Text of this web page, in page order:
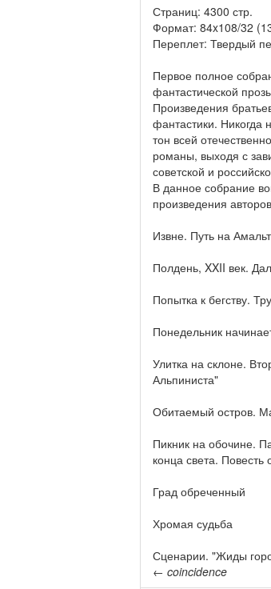
Страниц: 4300 стр.
Формат: 84x108/32
Переплет: Твердый
Первое полное
фантастической
Произведения
фантастики. Никогда
тон всей
романы, выходя с
советской и
В данное собрание
произведения
Извне. Путь на
Полдень, XXII век.
Попытка к бегству.
Понедельник
Улитка на склоне.
Альпиниста"
Обитаемый остров.
Пикник на обочине.
конца света.
Град обреченный
Хромая судьба
Сценарии. "Жиды
← coincidence